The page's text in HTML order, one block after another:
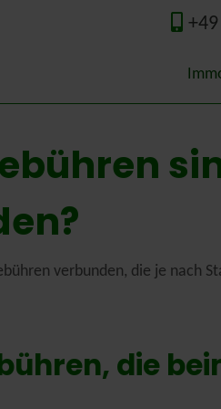
verbunden, die je
die